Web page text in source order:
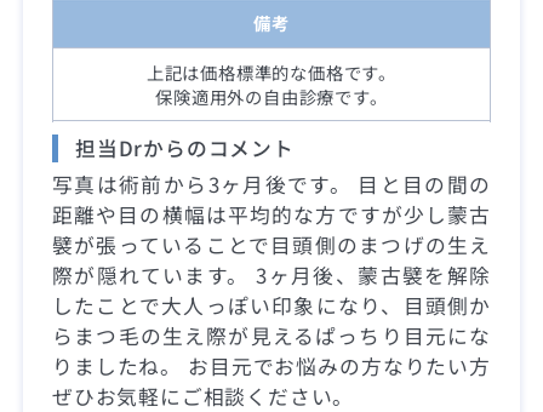
備考
上記は価格標準的な価格です。
保険適用外の自由診療です。
担当Drからのコメント
写真は術前から3ヶ月後です。 目と目の間の
距離や目の横幅は平均的な方ですが少し蒙古
襞が張っていることで目頭側のまつげの生え
際が隠れています。 3ヶ月後、蒙古襞を解除
したことで大人っぽい印象になり、目頭側か
らまつ毛の生え際が見えるぱっちり目元にな
りましたね。 お目元でお悩みの方なりたい方
ぜひお気軽にご相談ください。